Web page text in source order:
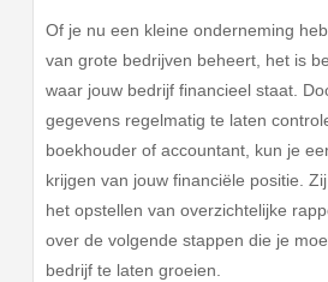
Of je nu een kleine onderneming
van grote bedrijven beheert, het is
waar jouw bedrijf financieel staat.
gegevens regelmatig te laten
boekhouder of accountant, kun je
krijgen van jouw financiële positie.
het opstellen van overzichtelijke
over de volgende stappen die je
bedrijf te laten groeien.